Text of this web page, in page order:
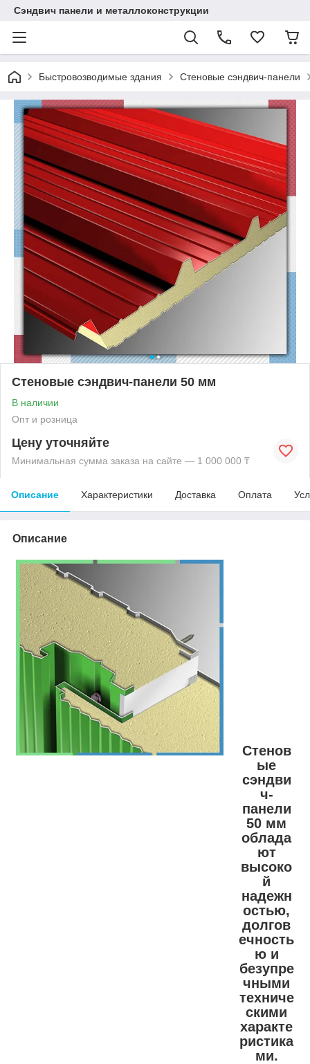
Сэндвич панели и металлоконструкции
Быстровозводимые здания Стеновые сэндвич-панели
Стеновые сэндвич-панели 50 мм
В наличии
Опт и розница
Цену уточняйте
Минимальная сумма заказа на сайте — 1 000 000 ₸
Описание Характеристики Доставка Оплата
Описание
Стенов
ые
сэндви
ч-
панели
50 мм
облада
ют
высоко
й
надежн
остью,
долгов
ечность
ю и
безупре
чными
техниче
скими
характе
ристика
ми.